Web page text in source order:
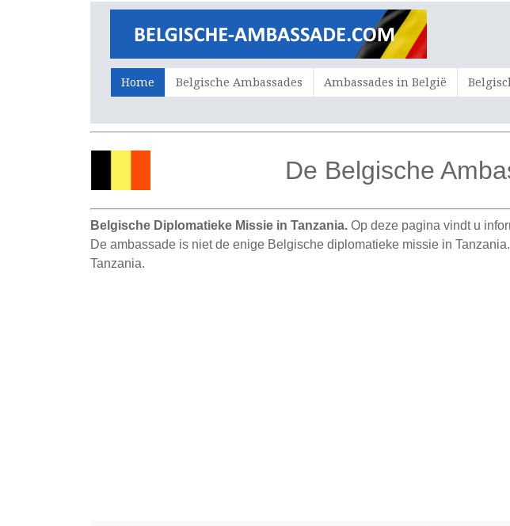
Home Belgische Ambassades Ambassades in België
De Belgische
Belgische Diplomatieke Missie in Tanzania. Op deze pagina vindt u
De ambassade is niet de enige Belgische diplomatieke missie in
Tanzania.